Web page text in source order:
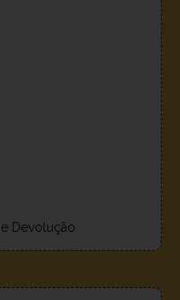
Devolução